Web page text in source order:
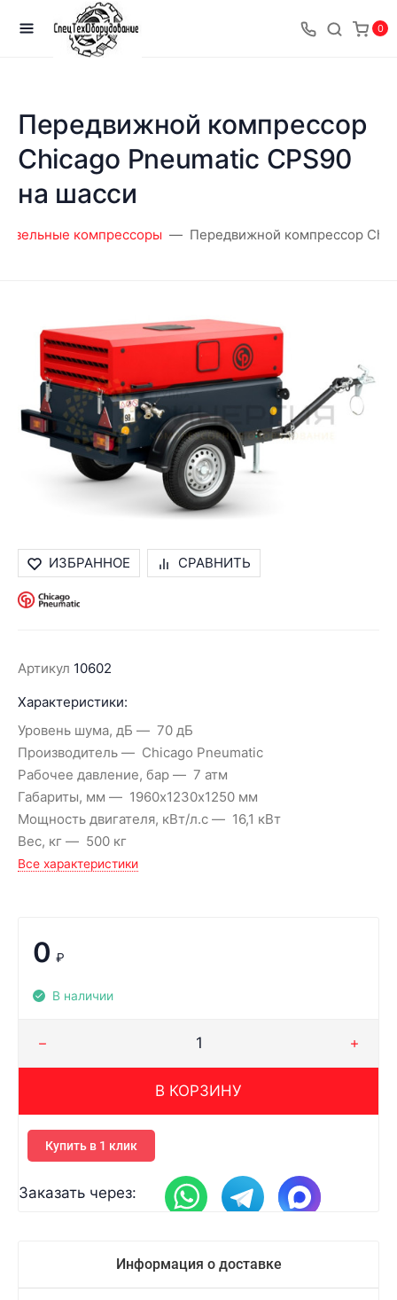
0
Передвижной компрессор
Chicago Pneumatic CPS90
на шасси
компрессоры Передвижной компрессор
ИЗБРАННОЕ СРАВНИТЬ
Артикул 10602
Характеристики:
Уровень шума, дБ
70 дБ
Производитель
Chicago Pneumatic
Рабочее давление, бар
7 атм
Габариты, мм
1960х1230х1250 мм
Мощность двигателя, кВт/л.с
16,1 кВт
Вес, кг
500 кг
Все характеристики
0 ₽
В наличии
В КОРЗИНУ
Купить в 1 клик
Заказать через:
Информация о доставке